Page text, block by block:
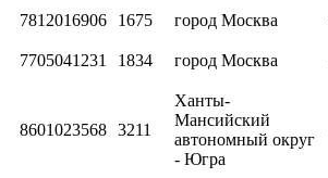
7812016906 1675 город Москва
7705041231 1834 город Москва
8601023568 3211
Ханты-
Мансийский
автономный округ
- Югра